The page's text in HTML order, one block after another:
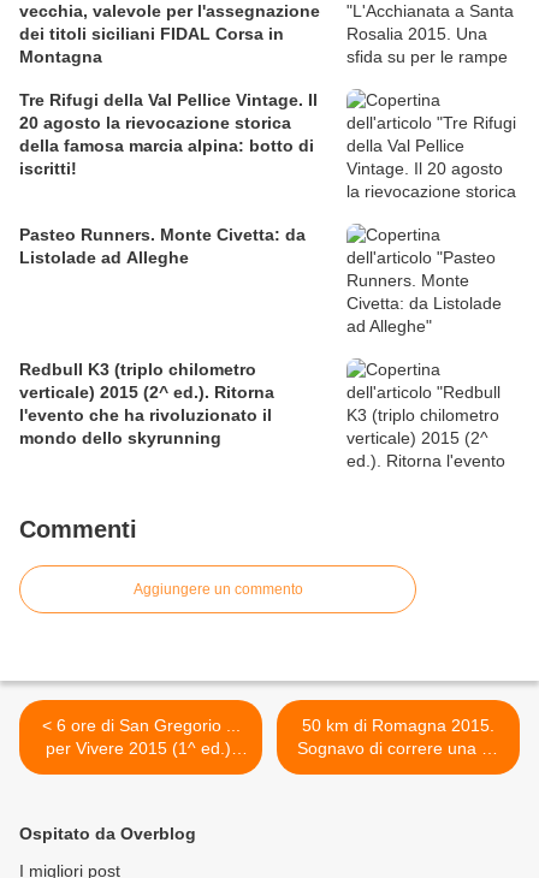
vecchia, valevole per l'assegnazione
dei titoli siciliani FIDAL Corsa in
Montagna
Tre Rifugi della Val Pellice Vintage. Il
20 agosto la rievocazione storica
della famosa marcia alpina: botto di
iscritti!
Pasteo Runners. Monte Civetta: da
Listolade ad Alleghe
Redbull K3 (triplo chilometro
verticale) 2015 (2^ ed.). Ritorna
l'evento che ha rivoluzionato il
mondo dello skyrunning
Commenti
Aggiungere un commento
< 6 ore di San Gregorio ...
per Vivere 2015 (1^ ed.).
Un Mondo fatto solo di NOI
50 km di Romagna 2015.
Sognavo di correre una 50
km su strada: e il sogno è
Ospitato da Overblog
I migliori post